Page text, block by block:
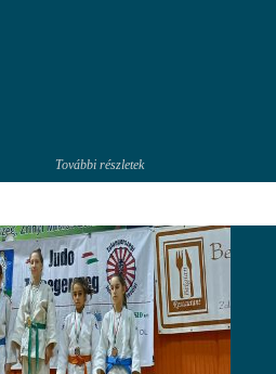
További részletek